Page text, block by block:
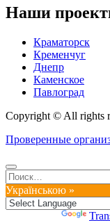
Наши
Краматорск
Кременчуг
Днепр
Каменское
Павлоград
Copyright © All rights
Проверенные
Найти:
Українською »